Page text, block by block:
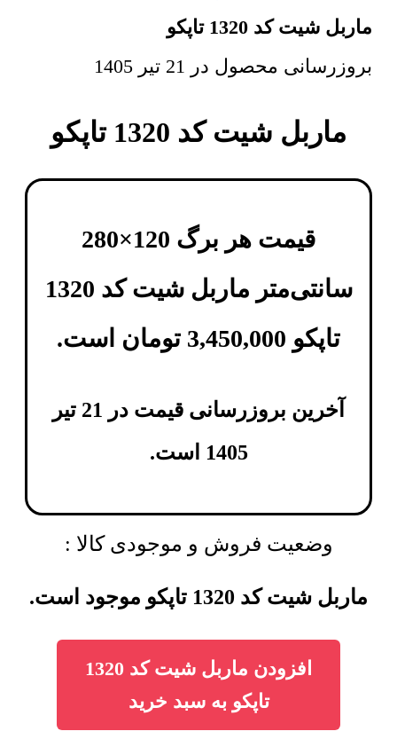
ماربل شیت کد 1320 تاپکو
بروزرسانی محصول در 21 تیر 1405
ماربل شیت کد 1320 تاپکو
قیمت هر برگ 120×280
سانتی‌متر
ماربل شیت کد 1320
تاپکو 3,450,000 تومان است.
آخرین بروزرسانی قیمت در 21 تیر
1405 است.
وضعیت فروش و موجودی کالا :
ماربل شیت کد 1320 تاپکو موجود است.
افزودن ماربل شیت کد 1320
تاپکو به سبد خرید